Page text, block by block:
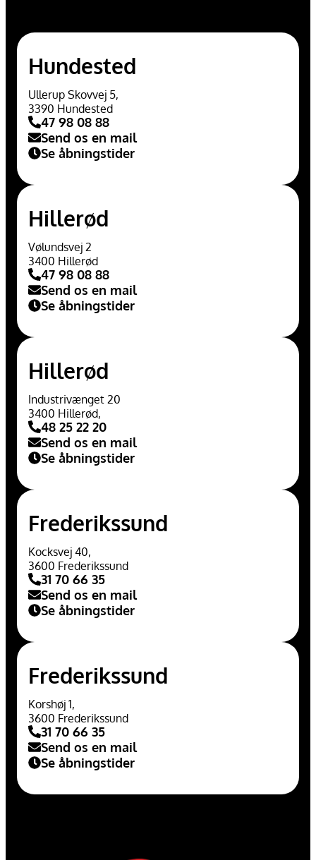
Hundested
Ullerup Skovvej 5,
3390 Hundested
47 98 08 88
Send os en mail
Se åbningstider
Hillerød
Vølundsvej 2
3400 Hillerød
47 98 08 88
Send os en mail
Se åbningstider
Hillerød
Industrivænget 20
3400 Hillerød,
48 25 22 20
Send os en mail
Se åbningstider
Frederikssund
Kocksvej 40,
3600 Frederikssund
31 70 66 35
Send os en mail
Se åbningstider
Frederikssund
Korshøj 1,
3600 Frederikssund
31 70 66 35
Send os en mail
Se åbningstider